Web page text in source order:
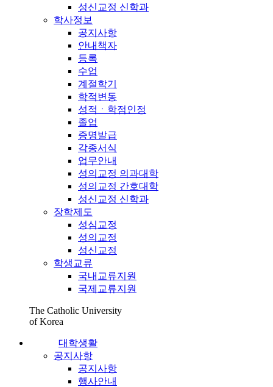
성신교정 신학과
학사정보
공지사항
안내책자
등록
수업
계절학기
학적변동
성적ㆍ학점인정
졸업
증명발급
각종서식
업무안내
성의교정 의과대학
성의교정 간호대학
성신교정 신학과
장학제도
성심교정
성의교정
성신교정
학생교류
국내교류지원
국제교류지원
The Catholic University
of Korea
대학생활
공지사항
공지사항
행사안내